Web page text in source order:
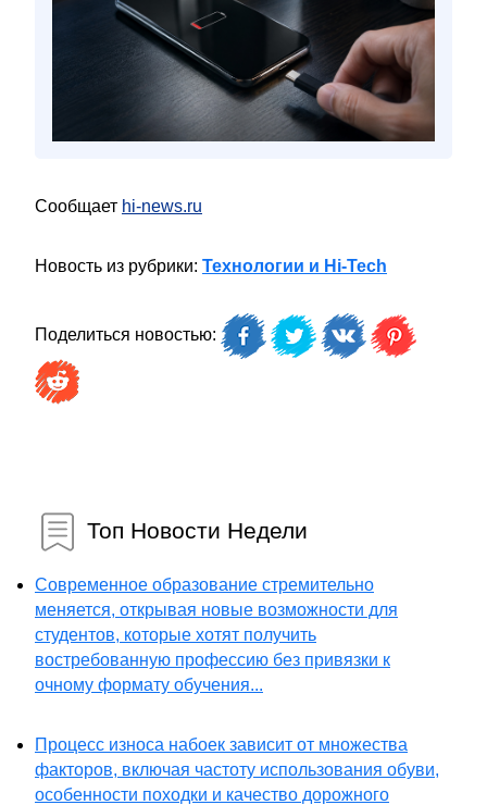
Сообщает hi-news.ru
Новость из рубрики: Технологии и Hi-Tech
Поделиться новостью:
Топ Новости Недели
Современное образование стремительно
меняется, открывая новые возможности для
студентов, которые хотят получить
востребованную профессию без привязки к
очному формату обучения...
Процесс износа набоек зависит от множества
факторов, включая частоту использования обуви,
особенности походки и качество дорожного